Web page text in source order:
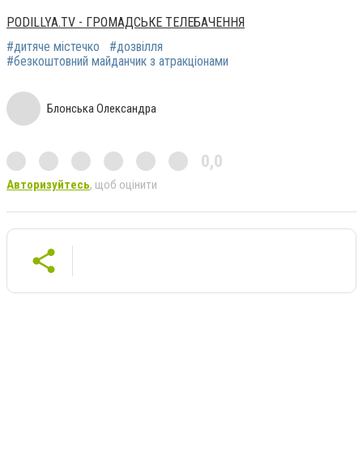
PODILLYA.TV - ГРОМАДСЬКЕ ТЕЛЕБАЧЕННЯ
#дитяче містечко
#дозвілля
#безкоштовний майданчик з атракціонами
Блонська Олександра
0,0
Авторизуйтесь, щоб оцінити